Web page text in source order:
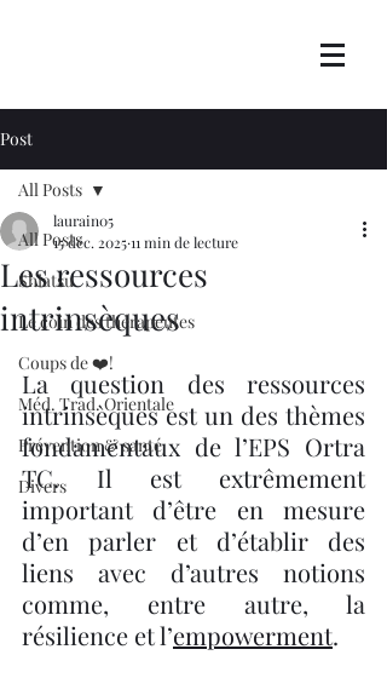
Post
All Posts
Shiatsu
Le coin des thérapeutes
Coups de ❤️!
Méd. Trad. Orientale
Prévention & santé
Divers
All Posts
Les ressources
intrinsèques
laurain05
15 déc. 202511 min de lecture
La question des ressources
intrinsèques est un des thèmes
fondamentaux de l’EPS Ortra
TC. Il est extrêmement
important d’être en mesure
d’en parler et d’établir des
liens avec d’autres notions
comme, entre autre, la
résilience et l’empowerment.